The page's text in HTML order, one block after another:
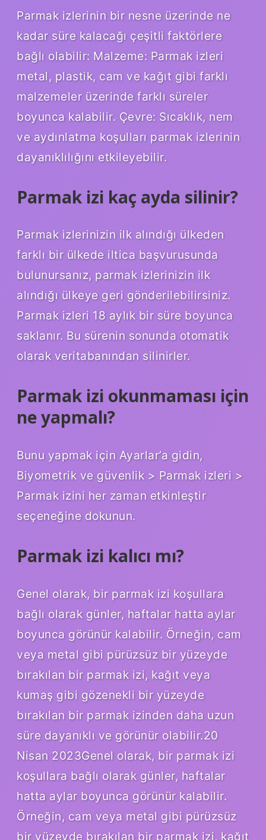
Parmak izlerinin bir nesne üzerinde ne
kadar süre kalacağı çeşitli faktörlere
bağlı olabilir: Malzeme: Parmak izleri
metal, plastik, cam ve kağıt gibi farklı
malzemeler üzerinde farklı süreler
boyunca kalabilir. Çevre: Sıcaklık, nem
ve aydınlatma koşulları parmak izlerinin
dayanıklılığını etkileyebilir.
Parmak izi kaç ayda silinir?
Parmak izlerinizin ilk alındığı ülkeden
farklı bir ülkede iltica başvurusunda
bulunursanız, parmak izlerinizin ilk
alındığı ülkeye geri gönderilebilirsiniz.
Parmak izleri 18 aylık bir süre boyunca
saklanır. Bu sürenin sonunda otomatik
olarak veritabanından silinirler.
Parmak izi okunmaması için
ne yapmalı?
Bunu yapmak için Ayarlar’a gidin,
Biyometrik ve güvenlik > Parmak izleri >
Parmak izini her zaman etkinleştir
seçeneğine dokunun.
Parmak izi kalıcı mı?
Genel olarak, bir parmak izi koşullara
bağlı olarak günler, haftalar hatta aylar
boyunca görünür kalabilir. Örneğin, cam
veya metal gibi pürüzsüz bir yüzeyde
bırakılan bir parmak izi, kağıt veya
kumaş gibi gözenekli bir yüzeyde
bırakılan bir parmak izinden daha uzun
süre dayanıklı ve görünür olabilir.20
Nisan 2023Genel olarak, bir parmak izi
koşullara bağlı olarak günler, haftalar
hatta aylar boyunca görünür kalabilir.
Örneğin, cam veya metal gibi pürüzsüz
bir yüzeyde bırakılan bir parmak izi, kağıt